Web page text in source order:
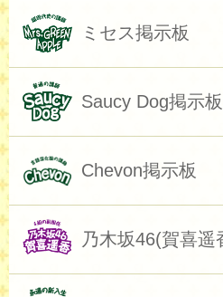
ミセス掲示板
Saucy Dog掲示板
Chevon掲示板
乃木坂46(賀喜遥